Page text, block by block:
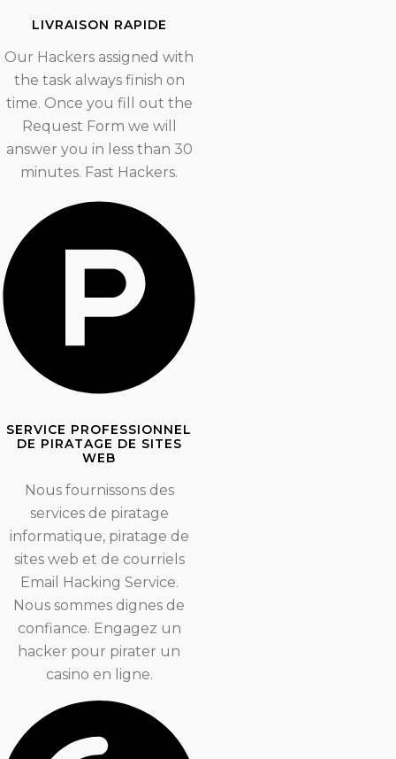
LIVRAISON RAPIDE
Our Hackers assigned with
the task always finish on
time. Once you fill out the
Request Form we will
answer you in less than 30
minutes. Fast Hackers.
SERVICE PROFESSIONNEL
DE PIRATAGE DE SITES
WEB
Nous fournissons des
services de piratage
informatique, piratage de
sites web et de courriels
Email Hacking Service.
Nous sommes dignes de
confiance. Engagez un
hacker pour pirater un
casino en ligne.